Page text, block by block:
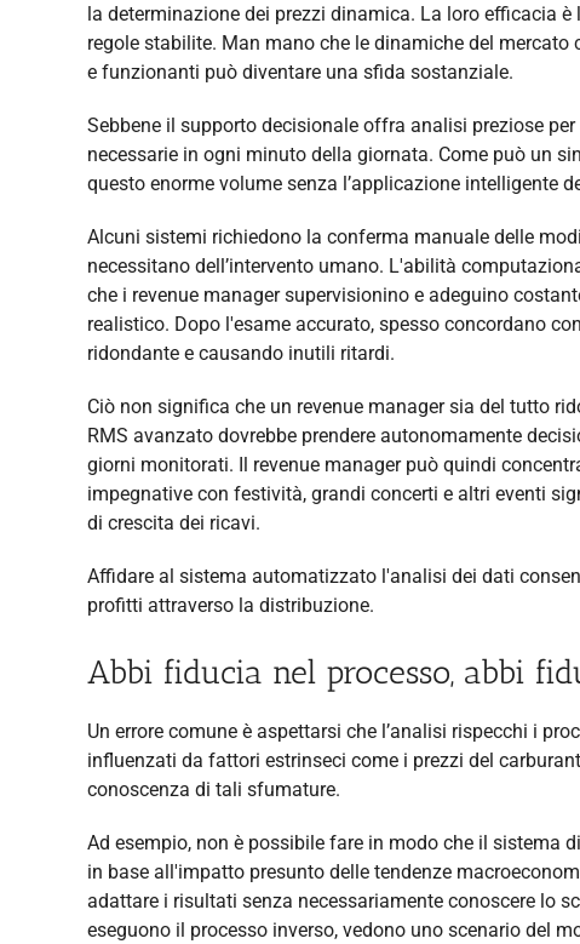
la determinazione dei prezzi dinamica. La loro efficacia
regole stabilite. Man mano che le dinamiche del
e funzionanti può diventare una sfida sostanziale.
Sebbene il supporto decisionale offra analisi preziose
necessarie in ogni minuto della giornata. Come può un
questo enorme volume senza l’applicazione intelligente
Alcuni sistemi richiedono la conferma manuale delle
necessitano dell’intervento umano. L'abilità
che i revenue manager supervisionino e adeguino
realistico. Dopo l'esame accurato, spesso concordano
ridondante e causando inutili ritardi.
Ciò non significa che un revenue manager sia del tutto
RMS avanzato dovrebbe prendere autonomamente
giorni monitorati. Il revenue manager può quindi
impegnative con festività, grandi concerti e altri eventi
di crescita dei ricavi.
Affidare al sistema automatizzato l'analisi dei dati
profitti attraverso la distribuzione.
Abbi fiducia nel processo, abbi
Un errore comune è aspettarsi che l’analisi rispecchi i
influenzati da fattori estrinseci come i prezzi del
conoscenza di tali sfumature.
Ad esempio, non è possibile fare in modo che il sistema
in base all'impatto presunto delle tendenze
adattare i risultati senza necessariamente conoscere lo
eseguono il processo inverso, vedono uno scenario del